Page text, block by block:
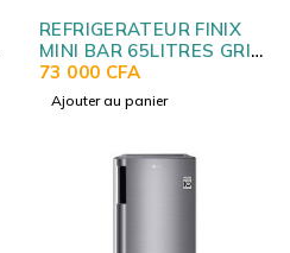
REFRIGERATEUR FINIX
MINI BAR 65LITRES GRIS
FXTT42S/BC-42 AVEC
CLE 44X485X495
73 000 CFA
Ajouter au panier